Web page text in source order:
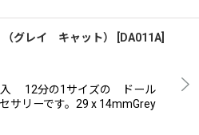
グレイ キャット） DA011A
入 12分の1サイズの ドール
サリーです。29 x 14mmGrey